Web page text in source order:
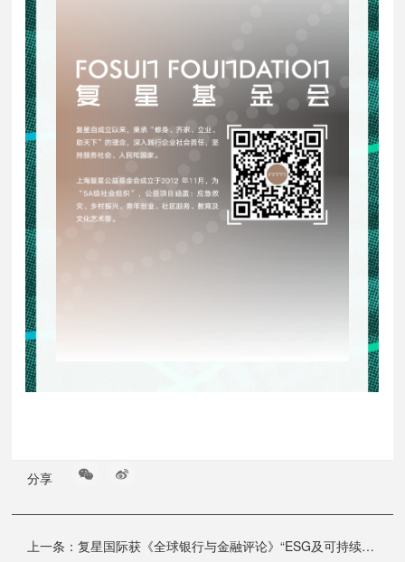
分享
上一条：复星国际获《全球银行与金融评论》“ESG及可持续发展奖”等三大奖项